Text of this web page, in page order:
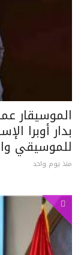
الموسيقار
بدار أوبرا
للموسيقي
منذ يوم واحد